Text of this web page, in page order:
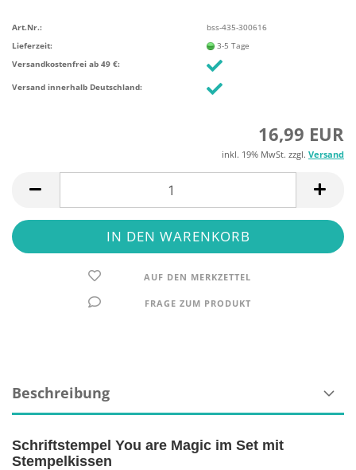
Art.Nr.:
bss-435-300616
Lieferzeit:
3-5 Tage
Versandkostenfrei ab 49 €:
Versand innerhalb Deutschland:
16,99 EUR
inkl. 19% MwSt. zzgl. Versand
AUF DEN MERKZETTEL
FRAGE ZUM PRODUKT
Beschreibung
Schriftstempel You are Magic im Set mit
Stempelkissen